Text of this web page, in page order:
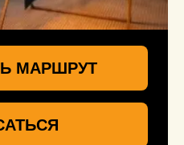
МАРШРУТ